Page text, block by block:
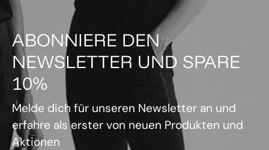
ABONNIERE DEN
NEWSLETTER UND SPARE
10%
Melde dich für unseren Newsletter an und
erfahre als erster von neuen Produkten und
Aktionen